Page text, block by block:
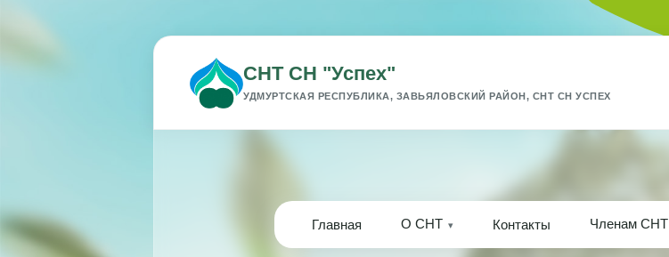
СНТ СН "Успех"
УДМУРТСКАЯ РЕСПУБЛИКА, ЗАВЬЯЛОВСКИЙ РАЙОН, СНТ СН УСПЕХ
Главная О СНТ Контакты Членам СНТ